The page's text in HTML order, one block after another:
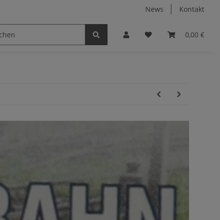
News Kontakt
0,00 €